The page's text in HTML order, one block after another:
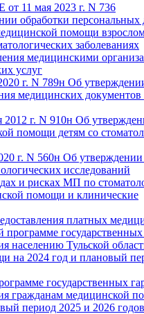
11 мая 2023 г. N 736
обработки персональных
помощи
заболеваниях
медицинскими
услуг
г. N 789н Об
медицинских
2012 г. N 910н Об
помощи детям со
г. N 560н Об
исследований
и рисках МП по
помощи и клинические
платных
программе государственных
населению Тульской
на 2024 год и плановый
государственных
гражданам медицинской
период 2025 и 2026 годов